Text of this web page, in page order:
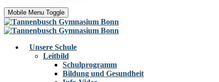
Mobile Menu Toggle
Unsere Schule
Leitbild
Schulprogramm
Bildung und Gesundheit